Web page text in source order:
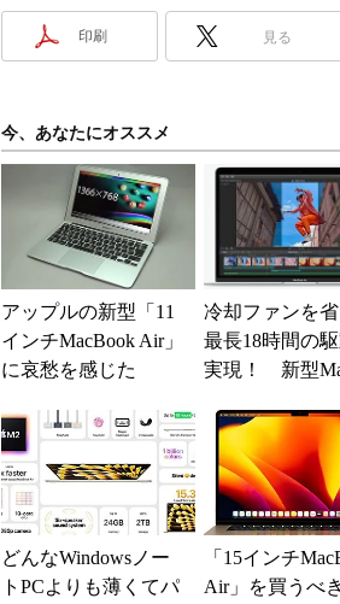
印刷 見る
今、あなたにオススメ
アップルの新型「11
インチMacBook Air」
に哀愁を感じた
冷却ファンを
最長18時間の
実現！ 新型
円～
どんなWindowsノー
トPCよりも薄くてパ
「15インチ
Air」を買うべ